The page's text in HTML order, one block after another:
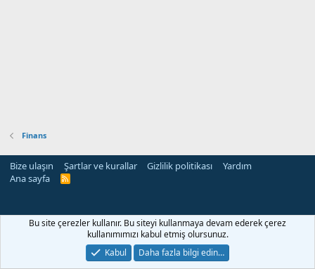
Finans
Bize ulaşın Şartlar ve kurallar Gizlilik politikası
Yardım
Ana sayfa
R
Bu site çerezler kullanır. Bu siteyi kullanmaya devam ederek çerez
kullanımımızı kabul etmiş olursunuz.
Kabul
Daha fazla bilgi edin…